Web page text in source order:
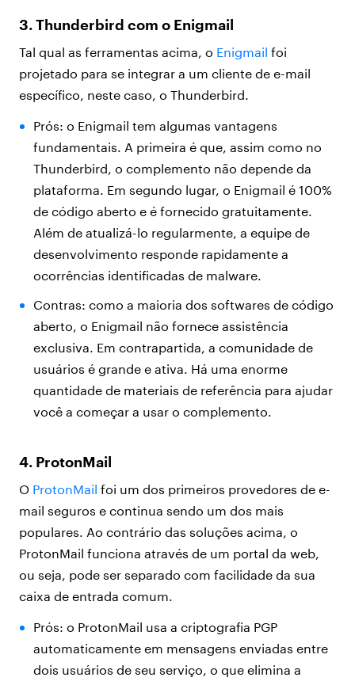
3. Thunderbird com o Enigmail
Tal qual as ferramentas acima, o Enigmail foi
projetado para se integrar a um cliente de e-mail
específico, neste caso, o Thunderbird.
Prós: o Enigmail tem algumas vantagens
fundamentais. A primeira é que, assim como no
Thunderbird, o complemento não depende da
plataforma. Em segundo lugar, o Enigmail é 100%
de código aberto e é fornecido gratuitamente.
Além de atualizá-lo regularmente, a equipe de
desenvolvimento responde rapidamente a
ocorrências identificadas de malware.
Contras: como a maioria dos softwares de código
aberto, o Enigmail não fornece assistência
exclusiva. Em contrapartida, a comunidade de
usuários é grande e ativa. Há uma enorme
quantidade de materiais de referência para ajudar
você a começar a usar o complemento.
4. ProtonMail
O ProtonMail foi um dos primeiros provedores de e-
mail seguros e continua sendo um dos mais
populares. Ao contrário das soluções acima, o
ProtonMail funciona através de um portal da web,
ou seja, pode ser separado com facilidade da sua
caixa de entrada comum.
Prós: o ProtonMail usa a criptografia PGP
automaticamente em mensagens enviadas entre
dois usuários de seu serviço, o que elimina a